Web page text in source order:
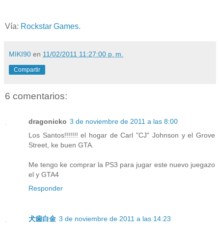
Vía: Rockstar Games.
MIKI90 en 11/02/2011 11:27:00 p. m.
Compartir
6 comentarios:
dragonicko 3 de noviembre de 2011 a las 8:00
Los Santos!!!!!!! el hogar de Carl "CJ" Johnson y el Grove
Street, ke buen GTA.
Me tengo ke comprar la PS3 para jugar este nuevo juegazo
el y GTA4
Responder
犬歯白金 3 de noviembre de 2011 a las 14:23